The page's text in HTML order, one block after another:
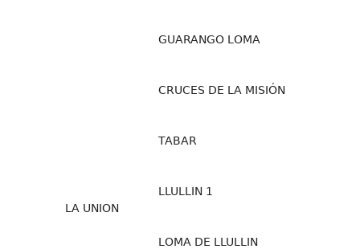
LA UNION
GUARANGO LOMA
CRUCES DE LA MISIÓN
TABAR
LLULLIN 1
LOMA DE LLULLIN